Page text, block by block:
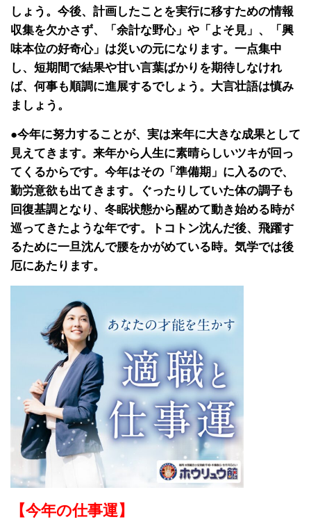
しょう。今後、計画したことを実行に移すための情報
収集を欠かさず、「余計な野心」や「よそ見」、「興
味本位の好奇心」は災いの元になります。一点集中
し、短期間で結果や甘い言葉ばかりを期待しなけれ
ば、何事も順調に進展するでしょう。大言壮語は慎み
ましょう。
●今年に努力することが、実は来年に大きな成果として
見えてきます。来年から人生に素晴らしいツキが回っ
てくるからです。今年はその「準備期」に入るので、
勤労意欲も出てきます。ぐったりしていた体の調子も
回復基調となり、冬眠状態から醒めて動き始める時が
巡ってきたような年です。トコトン沈んだ後、飛躍す
るために一旦沈んで腰をかがめている時。気学では後
厄にあたります。
【今年の仕事運】